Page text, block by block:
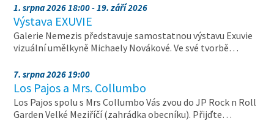
1. srpna 2026 18:00 - 19. září 2026
Výstava EXUVIE
Galerie Nemezis představuje samostatnou výstavu Exuvie
vizuální umělkyně Michaely Novákové. Ve své tvorbě…
7. srpna 2026 19:00
Los Pajos a Mrs. Collumbo
Los Pajos spolu s Mrs Collumbo Vás zvou do JP Rock n Roll
Garden Velké Meziříčí (zahrádka obecníku). Přijďte…